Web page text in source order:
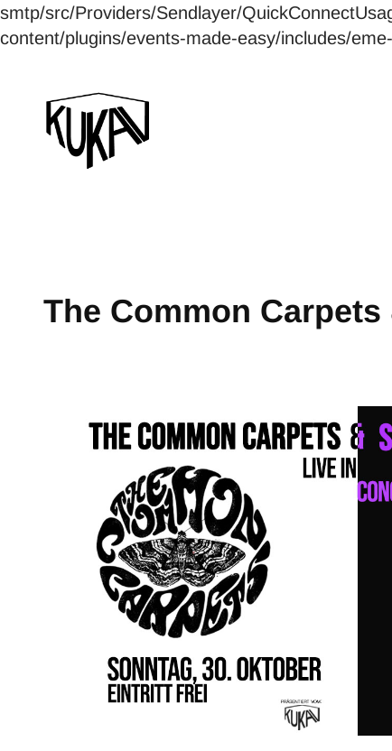
smtp/src/Providers/Sendlayer/
content/plugins/events-made-easy/includes/
The Common